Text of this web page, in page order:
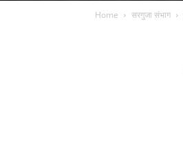
Home सरगुजा संभाग